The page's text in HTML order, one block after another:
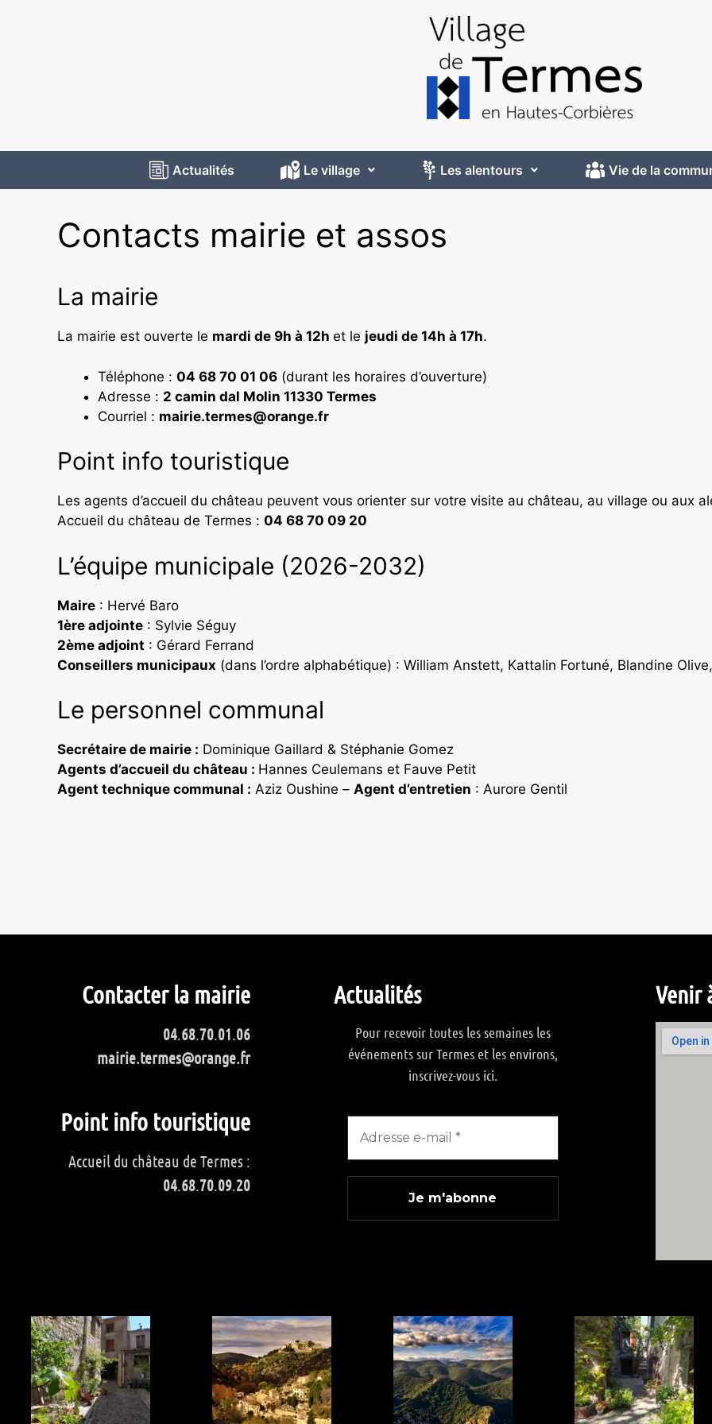
Actualités Le village Les alentours Vie de la
Contacts mairie et assos
La mairie
La mairie est ouverte le mardi de 9h à 12h et le jeudi de 14h à 17h.
Téléphone : 04 68 70 01 06 (durant les horaires d’ouverture)
Adresse : 2 camin dal Molin 11330 Termes
Courriel : mairie.termes@orange.fr
Point info touristique
Les agents d’accueil du château peuvent vous orienter sur votre visite au château, au village ou aux
Accueil du château de Termes : 04 68 70 09 20
L’équipe municipale (2026-2032)
Maire : Hervé Baro
1ère adjointe : Sylvie Séguy
2ème adjoint : Gérard Ferrand
Conseillers municipaux (dans l’ordre alphabétique) : William Anstett, Kattalin Fortuné, Blandine
Le personnel communal
Secrétaire de mairie : Dominique Gaillard & Stéphanie Gomez
Agents d’accueil du château : Hannes Ceulemans et Fauve Petit
Agent technique communal : Aziz Oushine – Agent d’entretien : Aurore Gentil
Contacter la mairie
04.68.70.01.06
mairie.termes@orange.fr
Point info touristique
Accueil du château de Termes :
04.68.70.09.20
Actualités
Pour recevoir toutes les semaines les
événements sur Termes et les environs,
inscrivez-vous ici.
Venir